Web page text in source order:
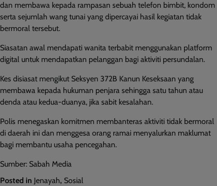
dan membawa kepada rampasan sebuah telefon bimbit, kondom
serta sejumlah wang tunai yang dipercayai hasil kegiatan tidak
bermoral tersebut.
Siasatan awal mendapati wanita terbabit menggunakan platform
digital untuk mendapatkan pelanggan bagi aktiviti persundalan.
Kes disiasat mengikut Seksyen 372B Kanun Keseksaan yang
membawa kepada hukuman penjara sehingga satu tahun atau
denda atau kedua-duanya, jika sabit kesalahan.
Polis menegaskan komitmen membanteras aktiviti tidak bermoral
di daerah ini dan menggesa orang ramai menyalurkan maklumat
bagi membantu usaha pencegahan.
Sumber: Sabah Media
Posted in Jenayah, Sosial